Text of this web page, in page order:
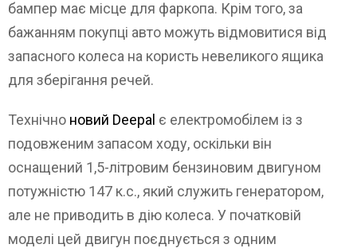
бампер має місце для фаркопа. Крім того, за
бажанням покупці авто можуть відмовитися від
запасного колеса на користь невеликого ящика
для зберігання речей.
Технічно новий Deepal є електромобілем із з
подовженим запасом ходу, оскільки він
оснащений 1,5-літровим бензиновим двигуном
потужністю 147 к.с., який служить генератором,
але не приводить в дію колеса. У початковій
моделі цей двигун поєднується з одним